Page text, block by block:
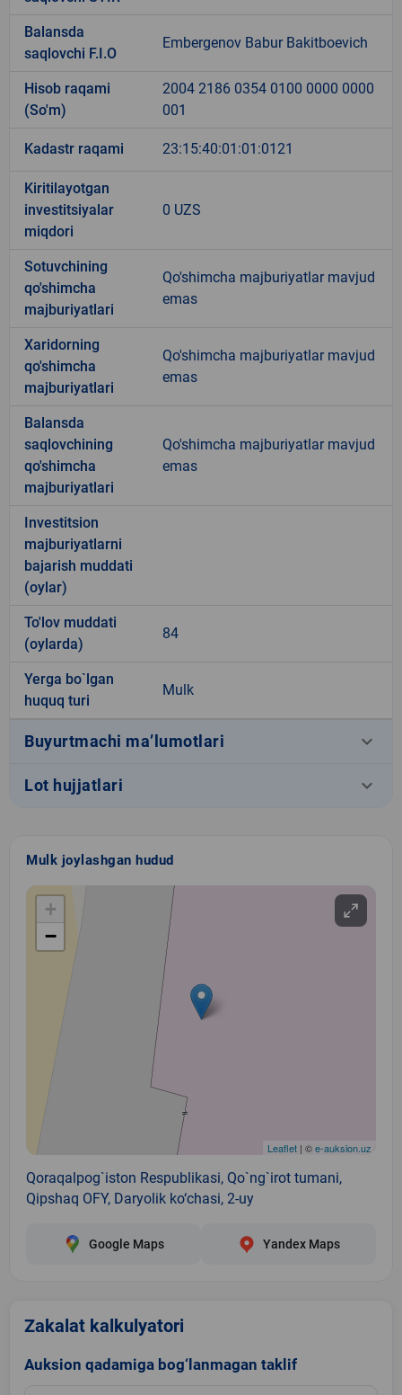
Balansda
saqlovchi F.I.O
Embergenov Babur Bakitboevich
Hisob raqami
(So'm)
2004 2186 0354 0100 0000 0000
001
Kadastr raqami 23:15:40:01:01:0121
Kiritilayotgan
investitsiyalar
miqdori
0 UZS
Sotuvchining
qo'shimcha
majburiyatlari
Qo'shimcha majburiyatlar mavjud
emas
Xaridorning
qo'shimcha
majburiyatlari
Qo'shimcha majburiyatlar mavjud
emas
Balansda
saqlovchining
qo'shimcha
majburiyatlari
Qo'shimcha majburiyatlar mavjud
emas
Investitsion
majburiyatlarni
bajarish muddati
(oylar)
To'lov muddati
(oylarda)
84
Yerga bo`lgan
huquq turi
Mulk
Buyurtmachi ma’lumotlari keyboard_arrow_down
Lot hujjatlari keyboard_arrow_down
Mulk joylashgan hudud
+
−
Leaflet | ©e-auksion.uz
Qoraqalpog`iston Respublikasi, Qo`ng`irot tumani,
Qipshaq OFY, Daryolik ko‘chasi, 2-uy
Google Maps Yandex Maps
Zakalat kalkulyatori
Auksion qadamiga bog‘lanmagan taklif